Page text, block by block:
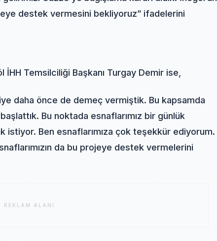
destek vermesini bekliyoruz” ifadelerini
İHH Temsilciliği Başkanı Turgay Demir ise,
daha önce de demeç vermiştik. Bu kapsamda
Bu noktada esnaflarımız bir günlük
istiyor. Ben esnaflarımıza çok teşekkür ediyorum.
da bu projeye destek vermelerini
REKLAM ALANI